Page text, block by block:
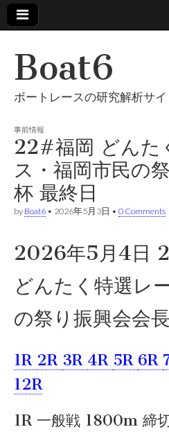
Boat6
ボートレースの研究解析サイ
事前情報
22#福岡 どんた
ス・福岡市民の
杯 最終日
by Boat6 • 2026年5月3日 • 0 Comments
2026年5月4日
どんたく特選レ
の祭り振興会会
1R 2R 3R 4R 5R 6R
12R
1R 一般戦 1800m 締